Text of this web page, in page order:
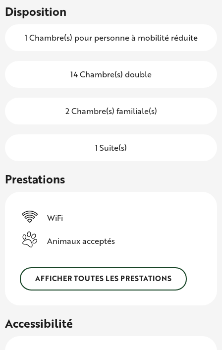
Disposition
1 Chambre(s) pour personne à mobilité réduite
14 Chambre(s) double
2 Chambre(s) familiale(s)
1 Suite(s)
Prestations
WiFi
Animaux acceptés
AFFICHER TOUTES LES PRESTATIONS
Accessibilité